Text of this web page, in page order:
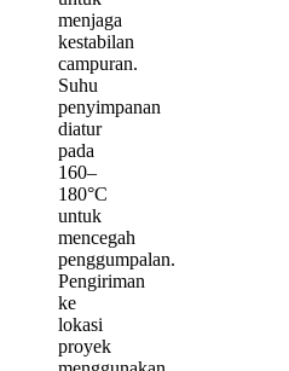
menjaga
kestabilan
campuran.
Suhu
penyimpanan
diatur
pada
160–
180°C
untuk
mencegah
penggumpalan.
Pengiriman
ke
lokasi
proyek